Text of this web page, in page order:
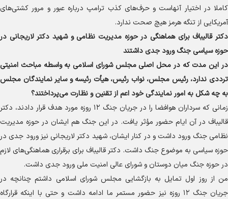
کاملا در اختیار آنهاست و حرف‌های کذب ترامپ درباره عبور و مرور کشتی‌های
آمریکایی از تنگه هرمز هیچ صحت ندارد.
دکتر قالیباف برای هماهنگی در حوزه مدیریت نظامی و شهید دکتر لاریجانی در
حوزه سیاسی جنگ ورود جدی داشتند
در این مدت که در محل اصلی مجلس شورای اسلامی به واسطه مباحث امنیتی
ترددی ندارد، رئیس مجلس، نواب رئیس، هیأت رئیسه و سایر نمایندگان مجلس
به چه شکل به امور نمایندگی خود اعم از تقنین و نظارت می‌پرداختند؟
زمانی که سرداران هوافضا را در جریان جنگ ۱۲ روزه مورد هدف قرار دادند، دکتر
قالیباف در آن ایام حضور مؤثر یافت. در این جنگ هم ایشان در حوزه مدیریت
نظامی جنگ ورود داشت و در کنار ایشان، شهید دکتر لاریجانی نیز ورود جدی در
حوزه سیاسی به موضوع جنگ داشت. دکتر قالیباف برای برقراری هماهنگی‌های لازم
در حوزه جنگ میان دوستان و شورای عالی امنیت ملی ورود جدی داشت.
من از روز اول تمایل به بازگشایی مجلس شورای اسلامی داشتم چنانچه در
جریان جنگ ۱۲ روزه نیز حضور مستمر ما ادامه داشت و حتی با اینکه قرارگاه